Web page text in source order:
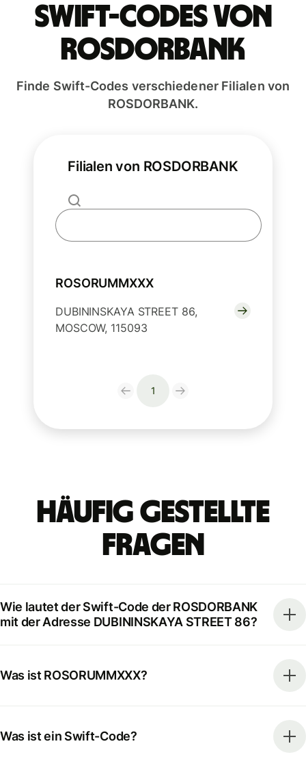
Swift-Codes von
ROSDORBANK
Finde Swift-Codes verschiedener Filialen von
ROSDORBANK.
Filialen von ROSDORBANK
ROSORUMMXXX
DUBININSKAYA STREET 86,
MOSCOW, 115093
1
Häufig gestellte
Fragen
Wie lautet der Swift-Code der ROSDORBANK
mit der Adresse DUBININSKAYA STREET 86?
Was ist ROSORUMMXXX?
Was ist ein Swift-Code?